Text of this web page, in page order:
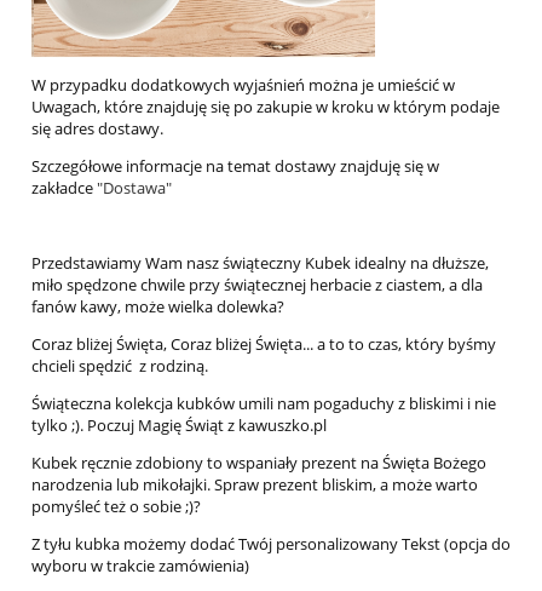
W przypadku dodatkowych wyjaśnień można je umieścić w
Uwagach, które znajduję się po zakupie w kroku w którym podaje
się adres dostawy.
Szczegółowe informacje na temat dostawy znajduję się w
zakładce"Dostawa"
Przedstawiamy Wam nasz świąteczny Kubek idealny na dłuższe,
miło spędzone chwile przy świątecznej herbacie z ciastem, a dla
fanów kawy, może wielka dolewka?
Coraz bliżej Święta, Coraz bliżej Święta... a to to czas, który byśmy
chcieli spędzić z rodziną.
Świąteczna kolekcja kubków umili nam pogaduchy z bliskimi i nie
tylko ;). Poczuj Magię Świąt z kawuszko.pl
Kubek ręcznie zdobiony to wspaniały prezent na Święta Bożego
narodzenia lub mikołajki. Spraw prezent bliskim, a może warto
pomyśleć też o sobie ;)?
Z tyłu kubka możemy dodać Twój personalizowany Tekst (opcja do
wyboru w trakcie zamówienia)